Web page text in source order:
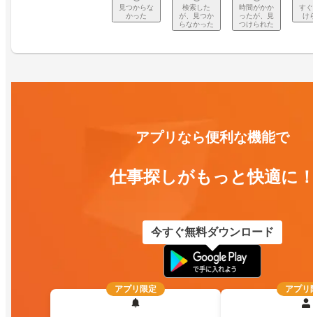
見つからな
かった
検索した
が、見つか
らなかった
時間がかか
ったが、見
つけられた
す
け
アプリなら便利な機能で
仕事探しがもっと快適に
今すぐ無料ダウンロード
アプリ限定 アプリ